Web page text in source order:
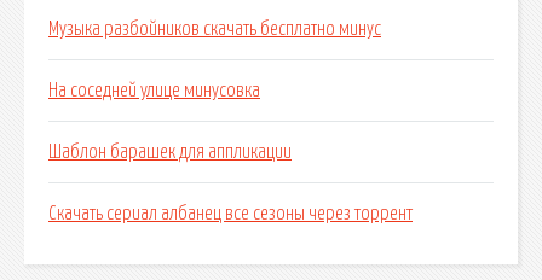
Музыка разбойников скачать бесплатно минус
На соседней улице минусовка
Шаблон барашек для аппликации
Скачать сериал албанец все сезоны через торрент